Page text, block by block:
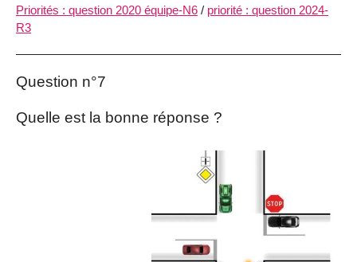
Priorités : question 2020 équipe-N6 / priorité : question 2024-
R3
Question n°7
Quelle est la bonne réponse ?